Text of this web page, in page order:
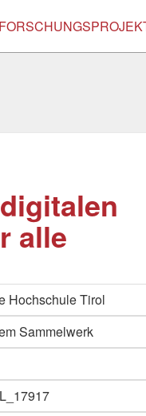
alle
Hochschule Tirol
Sammelwerk